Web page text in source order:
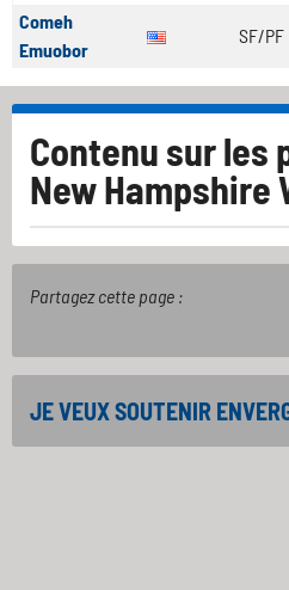
Comeh
Emuobor
SF/PF
Contenu sur les
New Hampshire
Partagez cette page :
JE VEUX SOUTENIR